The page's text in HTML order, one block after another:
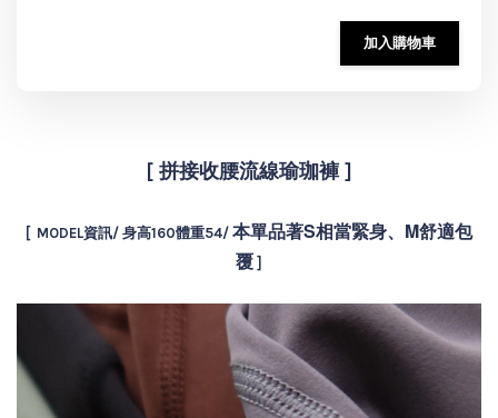
加入購物車
[ 拼接收腰流線瑜珈褲 ]
[ MODEL資訊/ 身高160體重54/ 本單品著S相當緊身、M舒適包
覆 ]